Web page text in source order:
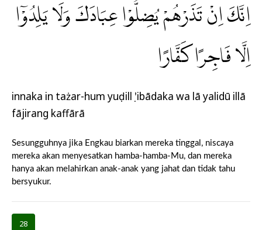
اِنَّكَ اِنْ تَذَرْهُمْ يُضِلُّوْا عِبَادَكَ وَلَا يَلِدُوْٓا
اِلَّا فَاجِرًا كَفَّارًا
innaka in tażar-hum yuḍillụ 'ibādaka wa lā yalidū illā
fājirang kaffārā
Sesungguhnya jika Engkau biarkan mereka tinggal, niscaya
mereka akan menyesatkan hamba-hamba-Mu, dan mereka
hanya akan melahirkan anak-anak yang jahat dan tidak tahu
bersyukur.
28